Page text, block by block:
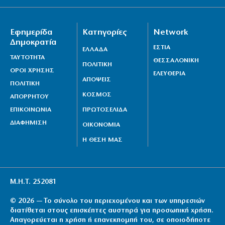
Χανιά: Αναστέλλονται τα τακτικά ραντεβού
αγγειοχειρουργού λόγω κλοπής
Εμφύλιος στις λαϊκές αγορές
7|08|2026 | 21:10
Εφημερίδα
Δημοκρατία
ΤΑΥΤΟΤΗΤΑ
ΟΡΟΙ ΧΡΗΣΗΣ
ΠΟΛΙΤΙΚΗ
ΑΠΟΡΡΗΤΟΥ
ΕΠΙΚΟΙΝΩΝΙΑ
ΔΙΑΦΗΜΙΣΗ
Κατηγορίες
ΕΛΛΑΔΑ
ΠΟΛΙΤΙΚΗ
ΑΠΟΨΕΙΣ
ΚΟΣΜΟΣ
ΠΡΩΤΟΣΕΛΙΔΑ
ΟΙΚΟΝΟΜΙΑ
Η ΘΕΣΗ ΜΑΣ
Network
ΕΣΤΙΑ
ΘΕΣΣΑΛΟΝΙΚΗ
ΕΛΕΥΘΕΡΙΑ
Μ.Η.Τ. 252081
© 2026 — Το σύνολο του περιεχομένου και των υπηρεσιών
διατίθεται στους επισκέπτες αυστηρά για προσωπική χρήση.
Απαγορεύεται η χρήση ή επανεκπομπή του, σε οποιοδήποτε